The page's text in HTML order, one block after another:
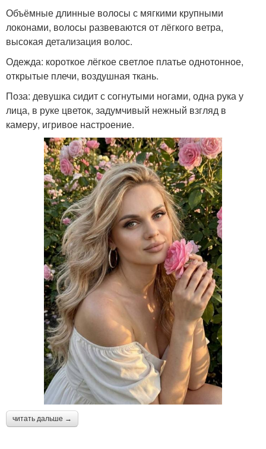
Объёмные длинные волосы с мягкими крупными
локонами, волосы развеваются от лёгкого ветра,
высокая детализация волос.
Одежда: короткое лёгкое светлое платье однотонное,
открытые плечи, воздушная ткань.
Поза: девушка сидит с согнутыми ногами, одна рука у
лица, в руке цветок, задумчивый нежный взгляд в
камеру, игривое настроение.
читать дальше →